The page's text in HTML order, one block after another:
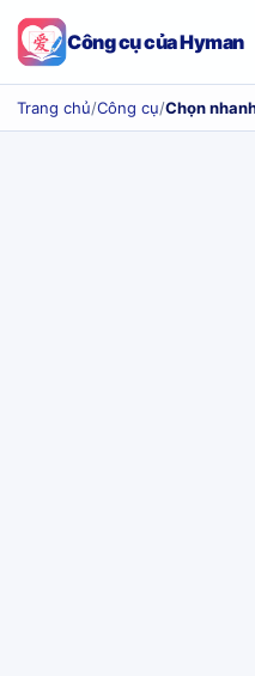
Công cụ của Hyman
Trang chủ/Công cụ/Chọn